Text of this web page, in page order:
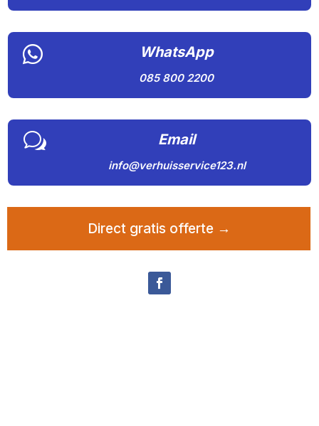
 WhatsApp
085 800 2200
w Email
info@verhuisservice123.nl
Direct gratis offerte →